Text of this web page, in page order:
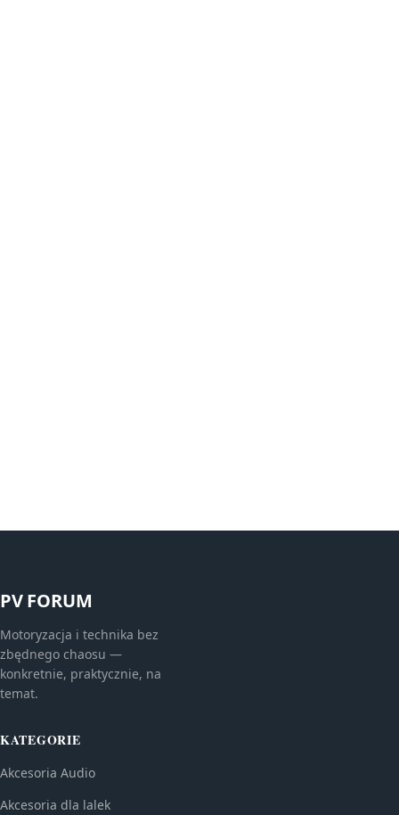
PV FORUM
Motoryzacja i technika bez
zbędnego chaosu —
konkretnie, praktycznie, na
temat.
KATEGORIE
Akcesoria Audio
Akcesoria dla lalek